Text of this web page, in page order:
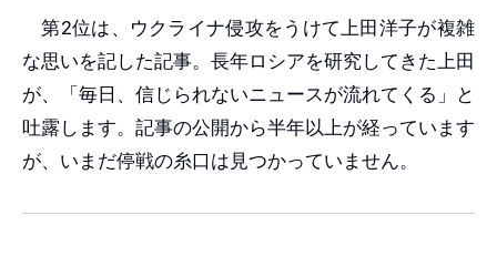
第2位は、ウクライナ侵攻をうけて上田洋子が複雑
な思いを記した記事。長年ロシアを研究してきた上田
が、「毎日、信じられないニュースが流れてくる」と
吐露します。記事の公開から半年以上が経っています
が、いまだ停戦の糸口は見つかっていません。